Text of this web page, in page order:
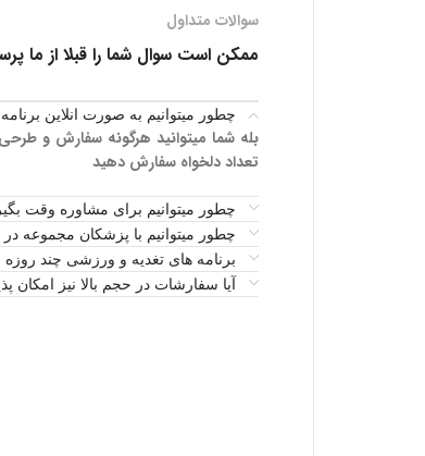
سوالات متداول
ممکن است سوال شما را قبلا از ما
چطور میتوانیم به صورت انلاین برنامه
بله شما میتوانید هرگونه سفارش و طرحی
تعداد دلخواه سفارش دهید
چطور میتوانیم برای مشاوره وقت
چطور میتوانیم با پزشکان مجموعه در
برنامه های تغدیه و ورزشی چند روزه
آیا سفارشات در حجم بالا نیز امکان